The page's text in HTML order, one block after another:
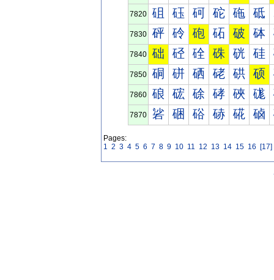
7820 砠 砡 砢 砣 砤 砥
7830 砰 砱 砲 砳 破 砵
7840 础 硁 硂 硃 硄 硅
7850 硐 硑 硒 硓 硔 硕
7860 硠 硡 硢 硣 硤 硥
7870 硰 硱 硲 硳 硴 硵
Pages:
1 2 3 4 5 6 7 8 9 10 11 12 13 14 15 16 [17]